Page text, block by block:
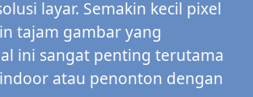
layar. Semakin kecil pixel
tajam gambar yang
ini sangat penting terutama
atau penonton dengan